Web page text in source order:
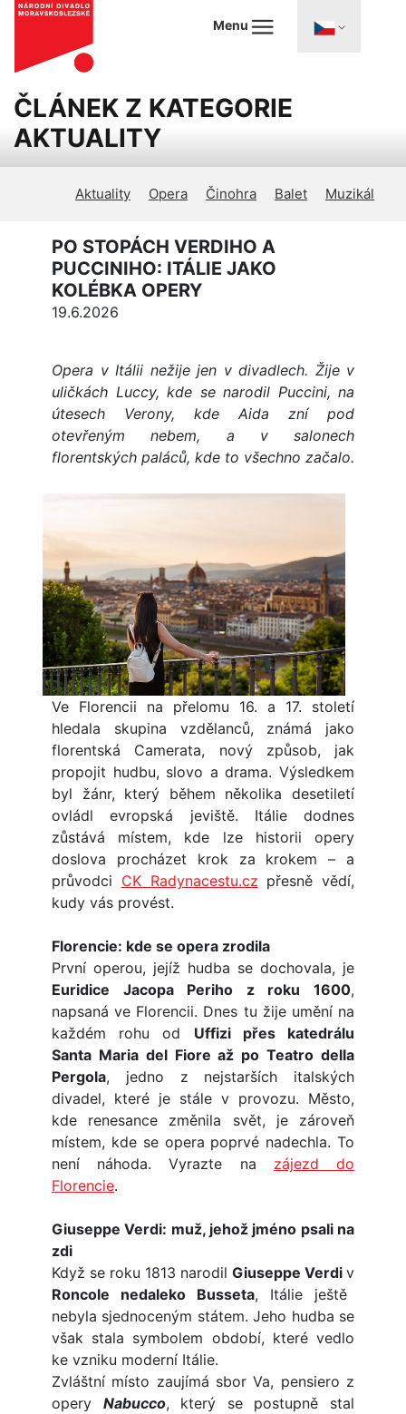
Menu
ČLÁNEK Z KATEGORIE
AKTUALITY
Aktuality Opera Činohra Balet Muzikál
PO STOPÁCH VERDIHO A
PUCCINIHO: ITÁLIE JAKO
KOLÉBKA OPERY
19.6.2026
Opera v Itálii nežije jen v divadlech. Žije v
uličkách Luccy, kde se narodil Puccini, na
útesech Verony, kde Aida zní pod
otevřeným nebem, a v salonech
florentských paláců, kde to všechno začalo.
Ve Florencii na přelomu 16. a 17. století
hledala skupina vzdělanců, známá jako
florentská Camerata, nový způsob, jak
propojit hudbu, slovo a drama. Výsledkem
byl žánr, který během několika desetiletí
ovládl evropská jeviště. Itálie dodnes
zůstává místem, kde lze historii opery
doslova procházet krok za krokem – a
průvodci CK Radynacestu.cz přesně vědí,
kudy vás provést.
Florencie: kde se opera zrodila
První operou, jejíž hudba se dochovala, je
Euridice Jacopa Periho z roku 1600,
napsaná ve Florencii. Dnes tu žije umění na
každém rohu od Uffizi přes katedrálu
Santa Maria del Fiore až po Teatro della
Pergola, jedno z nejstarších italských
divadel, které je stále v provozu. Město,
kde renesance změnila svět, je zároveň
místem, kde se opera poprvé nadechla. To
není náhoda. Vyrazte na zájezd do
Florencie.
Giuseppe Verdi: muž, jehož jméno psali na
zdi
Když se roku 1813 narodil Giuseppe Verdi v
Roncole nedaleko Busseta, Itálie ještě
nebyla sjednoceným státem. Jeho hudba se
však stala symbolem období, které vedlo
ke vzniku moderní Itálie.
Zvláštní místo zaujímá sbor Va, pensiero z
opery Nabucco, který se postupně stal